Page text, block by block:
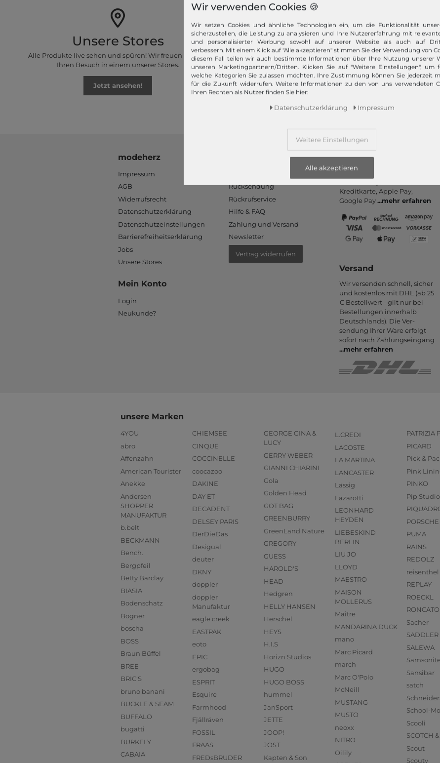
Unsere Stores
Alle Produkte live sehen und spüren! Wir freuen uns auf
Ihren Besuch in einem unserer Stores.
Jetzt ansehen!
Schneller Versand!
Wir versenden Ihre Bestellung schnell per
Premiumversand.
Mehr dazu!
modeherz
Impressum
AGB
Widerrufsrecht
Datenschutzerklärung
Datenschutzeinstellungen
Barrierefreiheitserklärung
Jobs
Unsere Stores
Mein Konto
Login
Neukunde?
Rücksendung
Rückrufservice
Hilfe & FAQ
Zahlung und Versand
Newsletter
Vertrag widerrufen
Zahlungsarten
PayPal, Kauf auf Rechnung,
Amazon Pay, Vor­kasse,
Kredit­karte, Apple Pay,
Google Pay...mehr erfahren
Versand
Wir versenden schnell, sicher
und kostenlos mit DHL (ab 25
€ Bestell­wert - gilt nur bei
Bestel­lungen inner­halb
Deutsch­lands). Die Ver­
sendung Ihrer Ware er­folgt
sofort nach Zahlungs­eingang
...mehr erfahren
unsere Marken
4YOU
abro
Affenzahn
American Tourister
Anekke
Andersen
SHOPPER
MANUFAKTUR
b.belt
BECKMANN
Bench.
Bergpfeil
Betty Barclay
BIASIA
Bodenschatz
Bogner
boscha
BOSS
Braun Büffel
BREE
BRIC'S
bruno banani
BUCKLE & SEAM
BUFFALO
bugatti
BURKELY
CABAIA
CHIEMSEE
CINQUE
COCCINELLE
coocazoo
DAKINE
DAY ET
DECADENT
DELSEY PARIS
DerDieDas
Desigual
deuter
DKNY
doppler
doppler
Manufaktur
eagle creek
EASTPAK
eoto
EPIC
ergobag
ESPRIT
Esquire
Farmhood
Fjällräven
FOSSIL
FRAAS
FREDsBRUDER
GEORGE GINA &
LUCY
GERRY WEBER
GIANNI CHIARINI
Gola
Golden Head
GOT BAG
GREENBURRY
GreenLand Nature
GREGORY
GUESS
HAROLD'S
HEAD
Hedgren
HELLY HANSEN
Herschel
HEYS
H.I.S
Horizn Studios
HUGO
HUGO BOSS
hummel
JanSport
JETTE
JOOP!
JOST
Kapten & Son
L.CREDI
LACOSTE
LA MARTINA
LANCASTER
Lässig
Lazarotti
LEONHARD
HEYDEN
LIEBESKIND
BERLIN
LIU JO
LLOYD
MAESTRO
MAISON
MOLLERUS
Maître
MANDARINA DUCK
mano
Marc Picard
march
Marc O'Polo
McNeill
MUSTANG
MUSTO
neoxx
NITRO
Oilily
PATRIZIA
PICARD
Pick &
Pink
PINKO
Pip Studio
PUMA
RAINS
REDOLZ
reisenthel
REPLAY
ROECKL
RONCATO
Sacher
SADDLER
SALEWA
Samsonite
Sansibar
satch
School-
Scooli
SCOTCH
Scout
Scouty
Wir verwenden Cookies 🍪
Wir setzen Cookies und ähnliche Technologien ein, um die Funktionalität
sicherzustellen, die Leistung zu analysieren und Ihre Nutzererfahrung mit
und personalisierter Werbung sowohl auf unserer Website als auch auf
verbessern. Mit einem Klick auf "Alle akzeptieren" stimmen Sie der Verwendung von
diesem Fall teilen wir auch bestimmte Informationen über Ihre Nutzung unserer
unseren Marketingpartnern/Dritten. Klicken Sie auf "Weitere Einstellungen", um
welche Kategorien Sie zulassen möchten. Ihre Zustimmung können Sie jederzeit
für die Zukunft widerrufen. Weitere Informationen zu den von uns verwendeten
Ihren Rechten als Nutzer finden Sie hier:
Daten­schutz­erklärung Impressum
Weitere Einstellungen
Alle akzeptieren